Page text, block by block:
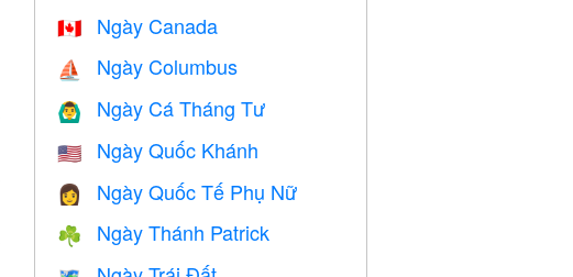
🇨🇦 Ngày Canada
⛵️ Ngày Columbus
🙆‍♂️ Ngày Cá Tháng Tư
🇺🇸 Ngày Quốc Khánh
👩 Ngày Quốc Tế Phụ Nữ
☘️ Ngày Thánh Patrick